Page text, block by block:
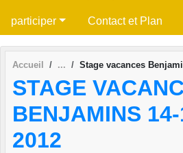
participer Contact et Plan
Accueil Stage vacances
STAGE
BENJAMINS
2012